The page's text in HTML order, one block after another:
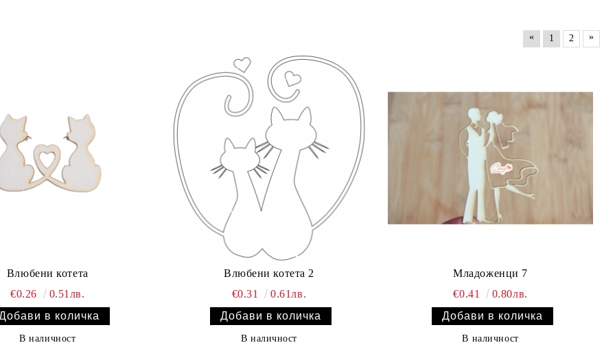
« 1 2 »
Влюбени котета
€0.26
0.51лв.
В наличност
Влюбени котета 2
€0.31
0.61лв.
В наличност
Младоженци 7
€0.41
0.80лв.
В наличност